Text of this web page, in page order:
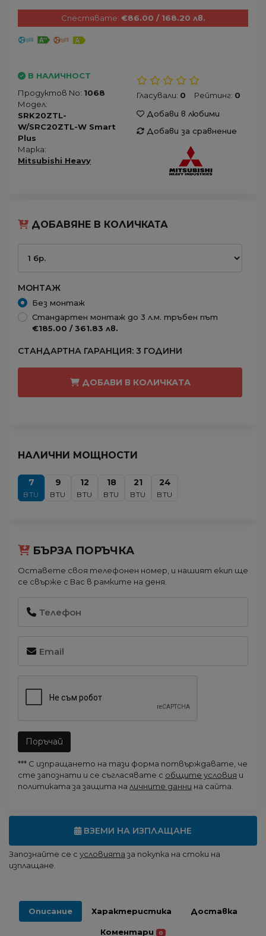
Спестявате: €86.00 / 168.20 лв.
В НАЛИЧНОСТ
Продуктов No: 1068
Модел:
SRK20ZTL-
W/SRC20ZTL-W Smart
Plus
Марка:
Mitsubishi Heavy
Гласували: 0 Рейтинг: 0
Добави в любими
Добави за сравнение
ДОБАВЯНЕ В КОЛИЧКАТА
МОНТАЖ
Без монтаж
Стандартен монтаж до 3 л.м. тръбен път
€185.00 / 361.83 лв.
СТАНДАРТНА ГАРАНЦИЯ: 3 ГОДИНИ
ДОБАВИ В КОЛИЧКАТА
НАЛИЧНИ МОЩНОСТИ
7
BTU
9
BTU
12
BTU
18
BTU
21
BTU
24
BTU
БЪРЗА ПОРЪЧКА
Оставете своя телефонен номер, и нашият екип ще
се свърже с Вас в рамките на деня.
Поръчай
*** С изпращането на тази форма потвърждавате, че
сте запознати и се съгласявате с общите условия и
политиката за защита на личните данни на сайта.
ВЗЕМИ НА ИЗПЛАЩАНЕ
Запознайте се с условията за покупка на стоки на
изплащане.
Описание Характеристика Доставка
Коментари 0